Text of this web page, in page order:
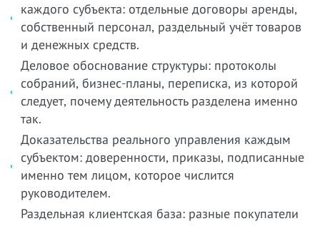
каждого субъекта: отдельные договоры аренды,
собственный персонал, раздельный учёт товаров
и денежных средств.
Деловое обоснование структуры: протоколы
собраний, бизнес-планы, переписка, из которой
следует, почему деятельность разделена именно
так.
Доказательства реального управления каждым
субъектом: доверенности, приказы, подписанные
именно тем лицом, которое числится
руководителем.
Раздельная клиентская база: разные покупатели